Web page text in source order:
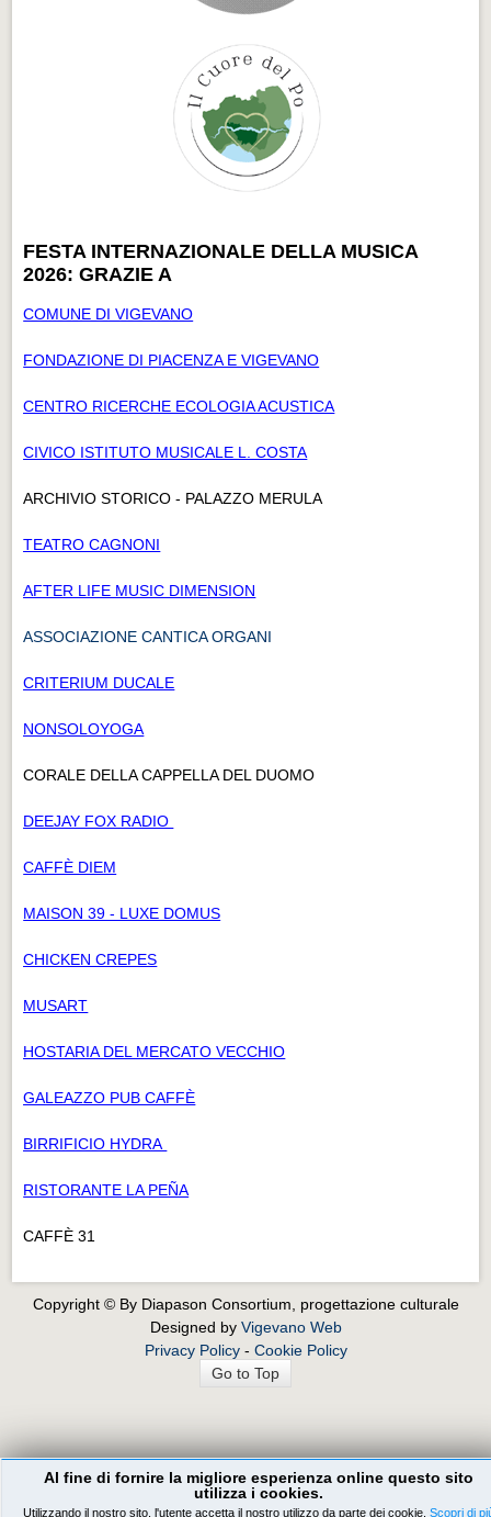
FESTA INTERNAZIONALE DELLA MUSICA
2026: GRAZIE A
COMUNE DI VIGEVANO
FONDAZIONE DI PIACENZA E VIGEVANO
CENTRO RICERCHE ECOLOGIA ACUSTICA
CIVICO ISTITUTO MUSICALE L. COSTA
ARCHIVIO STORICO - PALAZZO MERULA
TEATRO CAGNONI
AFTER LIFE MUSIC DIMENSION
ASSOCIAZIONE CANTICA ORGANI
CRITERIUM DUCALE
NONSOLOYOGA
CORALE DELLA CAPPELLA DEL DUOMO
DEEJAY FOX RADIO
CAFFÈ DIEM
MAISON 39 - LUXE DOMUS
CHICKEN CREPES
MUSART
HOSTARIA DEL MERCATO VECCHIO
GALEAZZO PUB CAFFÈ
BIRRIFICIO HYDRA
RISTORANTE LA PEÑA
CAFFÈ 31
Copyright © By Diapason Consortium, progettazione culturale
Designed by Vigevano Web
Privacy Policy- Cookie Policy
Go to Top